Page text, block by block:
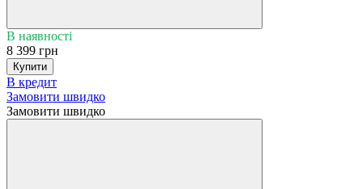
В наявності
8 399 грн
Купити
В кредит
Замовити швидко
Замовити швидко